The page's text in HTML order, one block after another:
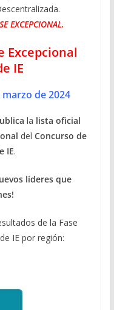
EXCEPCIONAL.
Excepcional
IE
de 2024
la lista oficial
del Concurso de
IE.
líderes que
de la Fase
IE por región: